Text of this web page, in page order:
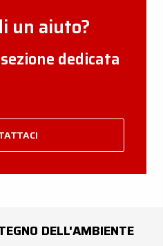
un aiuto?
dedicata
DELL'AMBIENTE